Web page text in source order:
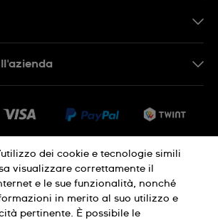
IT
vendita
privacy Cookies
dei cookie e tecnologie simili
visualizzare correttamente il
e le sue funzionalità, nonché
in merito al suo utilizzo e
pertinente. È possibile le